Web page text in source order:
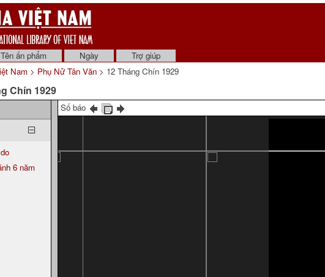
Tên ấn phẩm Ngày
Trợ giúp
Nam > Phụ Nữ Tân Văn > 12 Tháng Chín 1929
Chín 1929
6 năm
Số báo